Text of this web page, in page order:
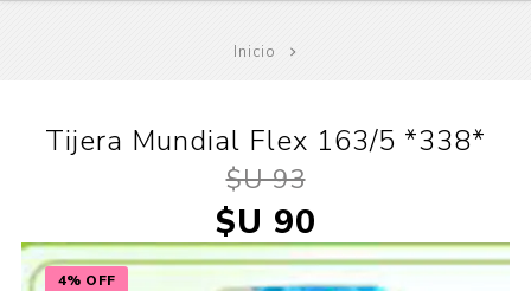
Inicio
4% OFF
Tijera Mundial Flex 163/5 *338*
$U 93
$U 90